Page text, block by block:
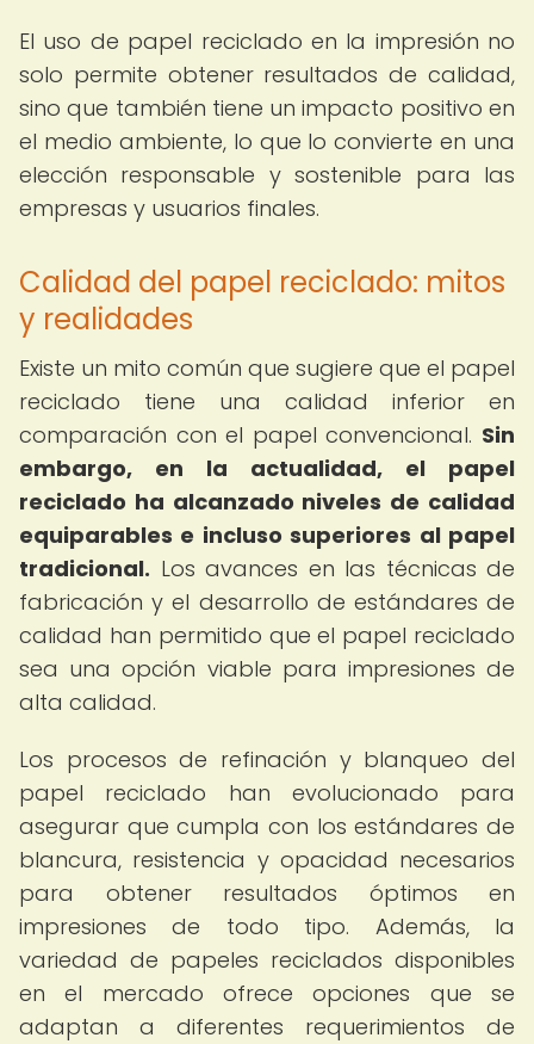
El uso de papel reciclado en la impresión no
solo permite obtener resultados de calidad,
sino que también tiene un impacto positivo en
el medio ambiente, lo que lo convierte en una
elección responsable y sostenible para las
empresas y usuarios finales.
Calidad del papel reciclado: mitos
y realidades
Existe un mito común que sugiere que el papel
reciclado tiene una calidad inferior en
comparación con el papel convencional. Sin
embargo, en la actualidad, el papel
reciclado ha alcanzado niveles de calidad
equiparables e incluso superiores al papel
tradicional. Los avances en las técnicas de
fabricación y el desarrollo de estándares de
calidad han permitido que el papel reciclado
sea una opción viable para impresiones de
alta calidad.
Los procesos de refinación y blanqueo del
papel reciclado han evolucionado para
asegurar que cumpla con los estándares de
blancura, resistencia y opacidad necesarios
para obtener resultados óptimos en
impresiones de todo tipo. Además, la
variedad de papeles reciclados disponibles
en el mercado ofrece opciones que se
adaptan a diferentes requerimientos de